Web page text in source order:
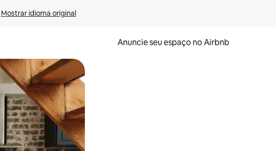
Mostrar idioma original
Anuncie seu espaço no Airbnb